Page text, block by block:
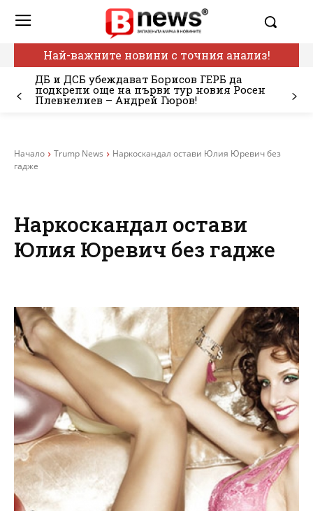
Най-важните новини с точния анализ!
ДБ и ДСБ убеждават Борисов ГЕРБ да
подкрепи още на първи тур новия Росен
Плевнелиев – Андрей Гюров!
Начало Trump News
Наркоскандал остави Юлия Юревич без
гадже
Наркоскандал остави
Юлия Юревич без гадже